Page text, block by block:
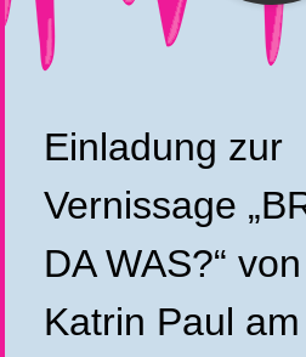
Einladung zur
Vernissage
DA WAS?“
Katrin Paul am